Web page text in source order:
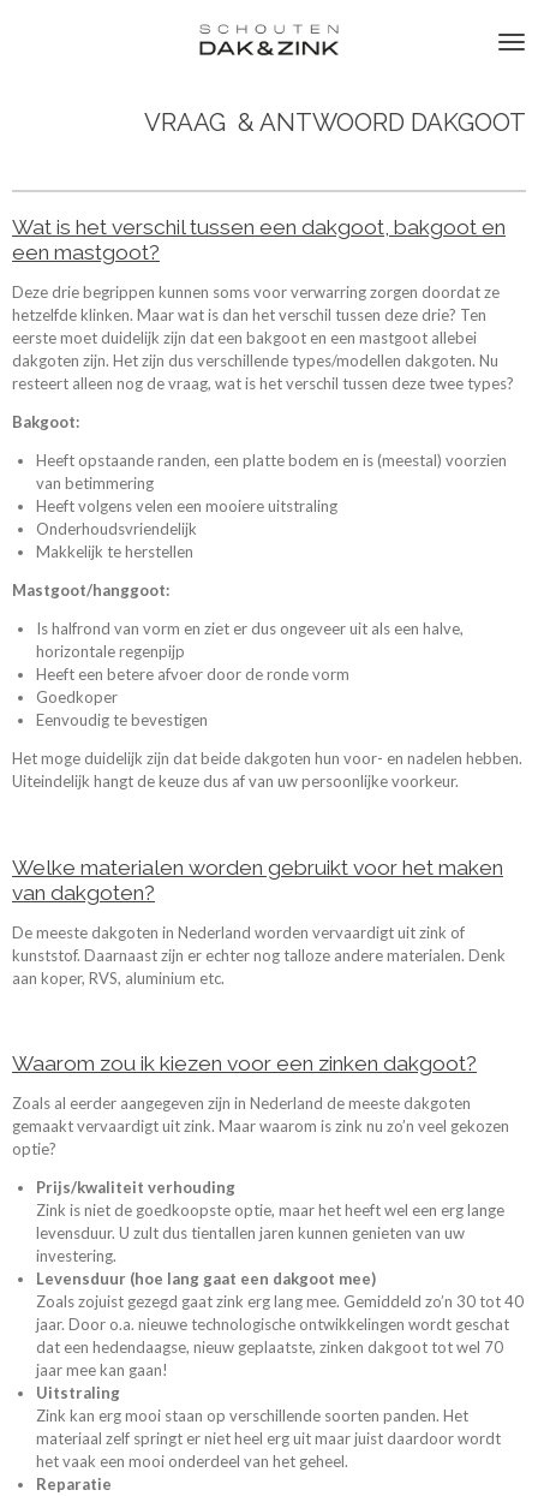
VRAAG & ANTWOORD DAKGOOT
Wat is het verschil tussen een dakgoot, bakgoot en
een mastgoot?
Deze drie begrippen kunnen soms voor verwarring zorgen doordat ze
hetzelfde klinken. Maar wat is dan het verschil tussen deze drie? Ten
eerste moet duidelijk zijn dat een bakgoot en een mastgoot allebei
dakgoten zijn. Het zijn dus verschillende types/modellen dakgoten. Nu
resteert alleen nog de vraag, wat is het verschil tussen deze twee types?
Bakgoot:
Heeft opstaande randen, een platte bodem en is (meestal) voorzien
van betimmering
Heeft volgens velen een mooiere uitstraling
Onderhoudsvriendelijk
Makkelijk te herstellen
Mastgoot/hanggoot:
Is halfrond van vorm en ziet er dus ongeveer uit als een halve,
horizontale regenpijp
Heeft een betere afvoer door de ronde vorm
Goedkoper
Eenvoudig te bevestigen
Het moge duidelijk zijn dat beide dakgoten hun voor- en nadelen hebben.
Uiteindelijk hangt de keuze dus af van uw persoonlijke voorkeur.
Welke materialen worden gebruikt voor het maken
van dakgoten?
De meeste dakgoten in Nederland worden vervaardigt uit zink of
kunststof. Daarnaast zijn er echter nog talloze andere materialen. Denk
aan koper, RVS, aluminium etc.
Waarom zou ik kiezen voor een zinken dakgoot?
Zoals al eerder aangegeven zijn in Nederland de meeste dakgoten
gemaakt vervaardigt uitzink. Maar waarom is zink nu zo’n veel gekozen
optie?
Prijs/kwaliteit verhouding
Zink is niet de goedkoopste optie, maar het heeft wel een erg lange
levensduur. U zult dus tientallen jaren kunnen genieten van uw
investering.
Levensduur (hoe lang gaat een dakgoot mee)
Zoals zojuist gezegd gaat zink erg lang mee. Gemiddeld zo’n 30 tot 40
jaar. Door o.a. nieuwe technologische ontwikkelingen wordt geschat
dat een hedendaagse, nieuw geplaatste, zinken dakgoot tot wel 70
jaar mee kan gaan!
Uitstraling
Zink kan erg mooi staan op verschillende soorten panden. Het
materiaal zelf springt er niet heel erg uit maar juist daardoor wordt
het vaak een mooi onderdeel van het geheel.
Reparatie